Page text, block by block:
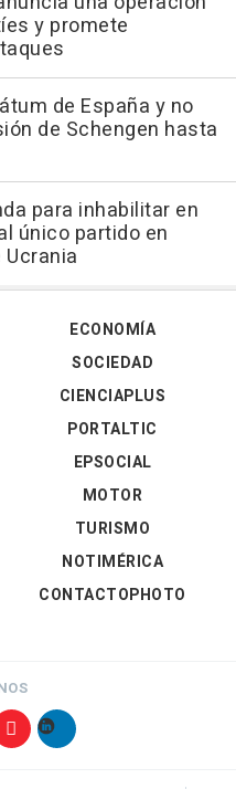
y promete
de España y no
de Schengen hasta
para inhabilitar en
único partido en
ECONOMÍA
SOCIEDAD
CIENCIAPLUS
PORTALTIC
EPSOCIAL
MOTOR
TURISMO
NOTIMÉRICA
CONTACTOPHOTO